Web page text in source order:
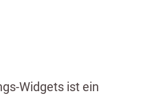
Widgets ist ein